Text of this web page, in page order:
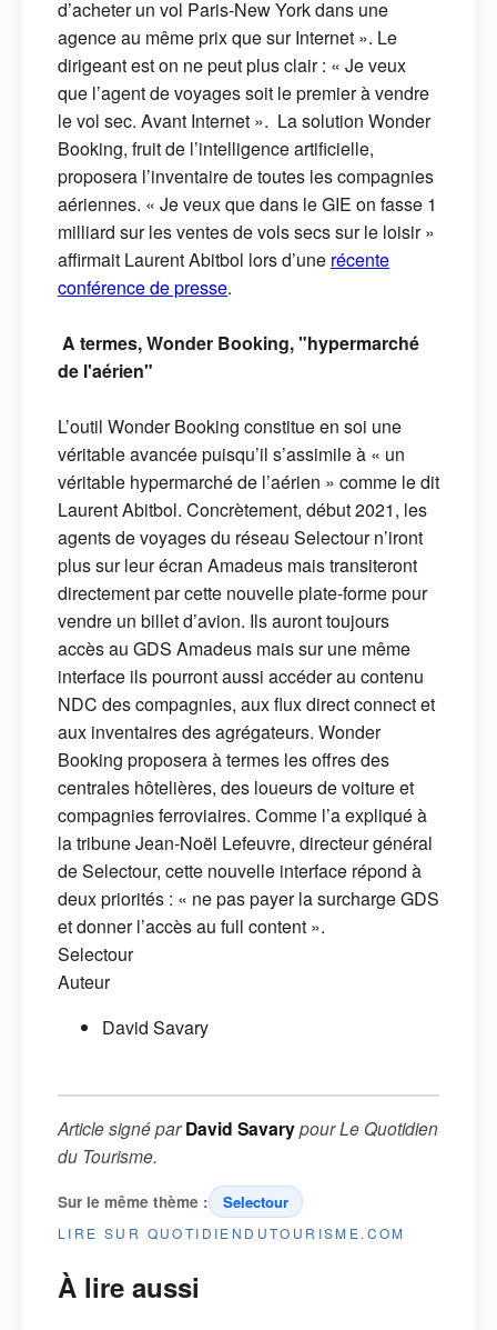
d’acheter un vol Paris-New York dans une
agence au même prix que sur Internet ». Le
dirigeant est on ne peut plus clair : « Je veux
que l’agent de voyages soit le premier à vendre
le vol sec. Avant Internet ». La solution Wonder
Booking, fruit de l’intelligence artificielle,
proposera l’inventaire de toutes les compagnies
aériennes. « Je veux que dans le GIE on fasse 1
milliard sur les ventes de vols secs sur le loisir »
affirmait Laurent Abitbol lors d’une récente
conférence de presse.
A termes, Wonder Booking, "hypermarché
de l'aérien"
L’outil Wonder Booking constitue en soi une
véritable avancée puisqu’il s’assimile à « un
véritable hypermarché de l’aérien » comme le dit
Laurent Abitbol. Concrètement, début 2021, les
agents de voyages du réseau Selectour n’iront
plus sur leur écran Amadeus mais transiteront
directement par cette nouvelle plate-forme pour
vendre un billet d’avion. Ils auront toujours
accès au GDS Amadeus mais sur une même
interface ils pourront aussi accéder au contenu
NDC des compagnies, aux flux direct connect et
aux inventaires des agrégateurs. Wonder
Booking proposera à termes les offres des
centrales hôtelières, des loueurs de voiture et
compagnies ferroviaires. Comme l’a expliqué à
la tribune Jean-Noël Lefeuvre, directeur général
de Selectour, cette nouvelle interface répond à
deux priorités : « ne pas payer la surcharge GDS
et donner l’accès au full content ».
Selectour
Auteur
David Savary
Article signé parDavid SavarypourLe Quotidien
du Tourisme.
Sur le même thème : Selectour
LIRE SUR QUOTIDIENDUTOURISME.COM
À lire aussi